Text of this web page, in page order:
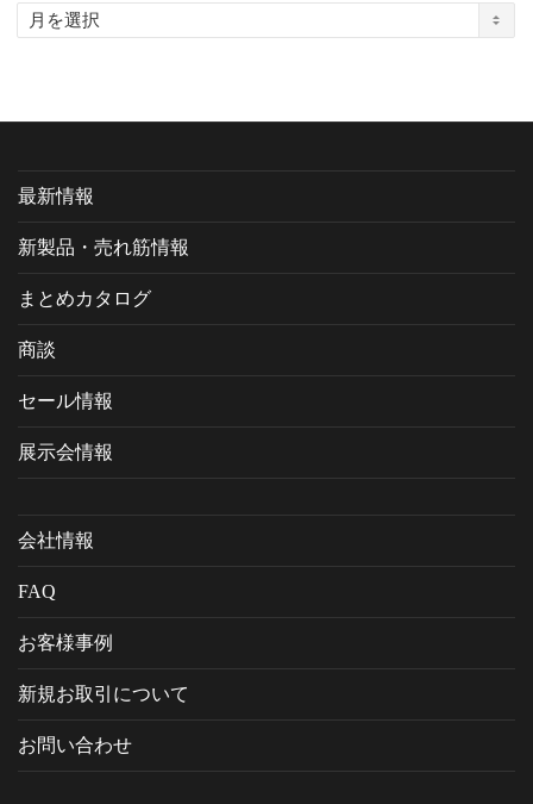
ア
最新情報
新製品・売れ筋情報
まとめカタログ
商談
セール情報
展示会情報
会社情報
FAQ
お客様事例
新規お取引について
お問い合わせ